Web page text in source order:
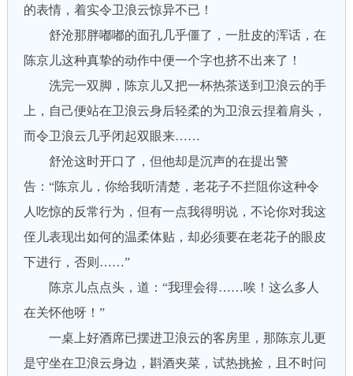
的表情，着实令卫浪云惊异不已！
舒沧那胖嘟嘟的面孔几乎僵了，一肚皮的浑话，在
陈京儿这种真挚的动作中便一个字也挤不出来了！
洗完一双脚，陈京儿又把一杯热茶送到卫浪云的手
上，自己便站在卫浪云身后轻柔的为卫浪云捏着肩头，
而令卫浪云几乎闭起双眼来……
舒沧这时开口了，但他却是沉声的在提出警
告：“陈京儿，你给我听清楚，老花子不拦阻你这种令
人吃惊的反常行为，但有一点我得明说，不论你对我这
侄儿表现出如何的温柔体贴，却必须要在老花子的眼皮
下进行，否则……”
陈京儿点点头，道：“我理会得……唉！这么多人
在关怀他呀！”
一桌上好酒席已摆进卫浪云的客房里，那陈京儿更
是守坐在卫浪云身边，斟酒夹菜，试热挑捡，且不时问